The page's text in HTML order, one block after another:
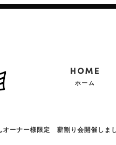
HOME
ホーム
オーナー様限定 薪割り会開催しま